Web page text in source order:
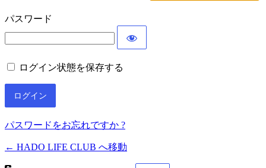
パスワード
ログイン状態を保存する
パスワードをお忘れですか ?
← HADO LIFE CLUB へ移動